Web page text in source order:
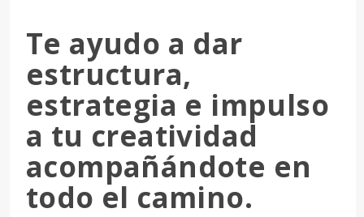
Te ayudo a dar
estructura,
estrategia e impulso
a tu creatividad
acompañándote en
todo el camino.